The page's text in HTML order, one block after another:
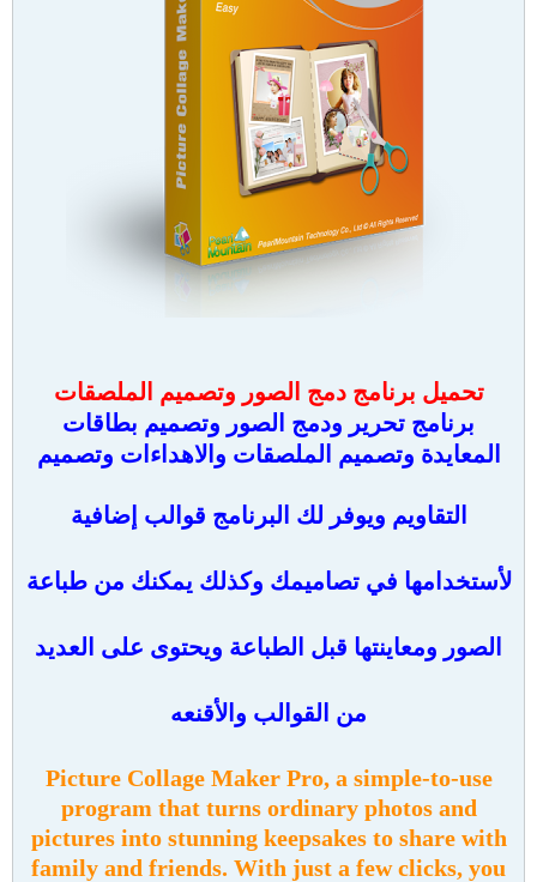
تحميل برنامج دمج الصور وتصميم الملصقات
برنامج تحرير ودمج الصور وتصميم بطاقات
المعايدة وتصميم الملصقات والاهداءات وتصميم
التقاويم ويوفر لك البرنامج قوالب إضافية
لأستخدامها في تصاميمك وكذلك يمكنك من طباعة
الصور ومعاينتها قبل الطباعة ويحتوى على العديد
من القوالب والأقنعه
Picture Collage Maker Pro, a simple-to-use
program that turns ordinary photos and
pictures into stunning keepsakes to share with
family and friends. With just a few clicks, you